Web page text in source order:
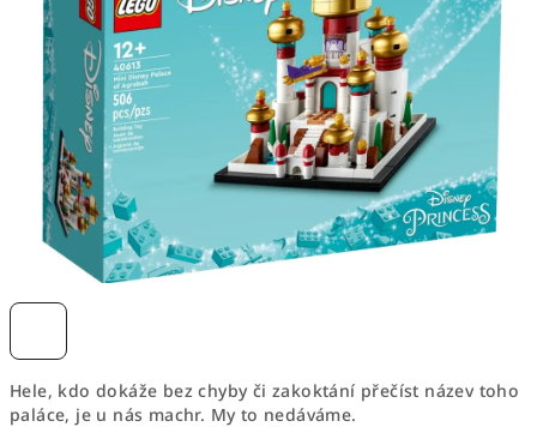
Hele, kdo dokáže bez chyby či zakoktání přečíst název toho
paláce, je u nás machr. My to nedáváme.
hvězdiček.